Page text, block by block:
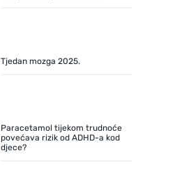
Tjedan mozga 2025.
Paracetamol tijekom trudnoće
povećava rizik od ADHD-a kod
djece?